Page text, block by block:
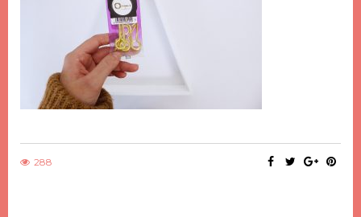
288